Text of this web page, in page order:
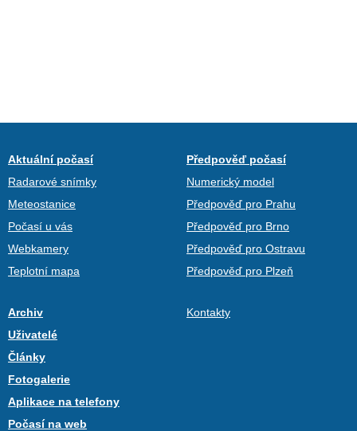
Aktuální počasí
Radarové snímky
Meteostanice
Počasí u vás
Webkamery
Teplotní mapa
Předpověď počasí
Numerický model
Předpověď pro Prahu
Předpověď pro Brno
Předpověď pro Ostravu
Předpověď pro Plzeň
Archiv
Uživatelé
Články
Fotogalerie
Aplikace na telefony
Počasí na web
Kontakty